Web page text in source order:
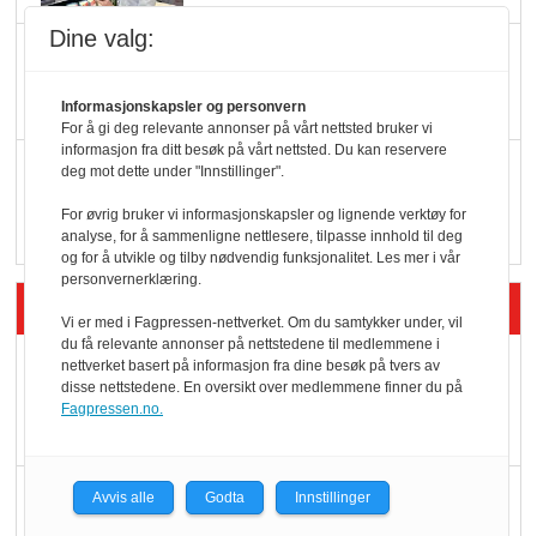
Q passerte 1 milliard i
Rema i 2025
Kolonihagens norske
yoghurt: Trues av
Marit Kolby vant
Dine valg:
Informasjonskapsler og personvern
For å gi deg relevante annonser på vårt nettsted bruker vi
informasjon fra ditt besøk på vårt nettsted. Du kan reservere
deg mot dette under "Innstillinger".
For øvrig bruker vi informasjonskapsler og lignende verktøy for
analyse, for å sammenligne nettlesere, tilpasse innhold til deg
og for å utvikle og tilby nødvendig funksjonalitet. Les mer i vår
personvernerklæring.
Vi er med i Fagpressen-nettverket. Om du samtykker under, vil
du få relevante annonser på nettstedene til medlemmene i
nettverket basert på informasjon fra dine besøk på tvers av
disse nettstedene. En oversikt over medlemmene finner du på
Fagpressen.no.
Avvis alle Godta Innstillinger